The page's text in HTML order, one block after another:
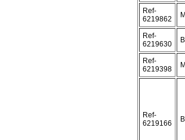
Ref-
6219862
Ref-
6219630
Ref-
6219398
Ref-
6219166